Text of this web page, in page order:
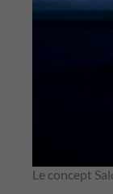
Le concept